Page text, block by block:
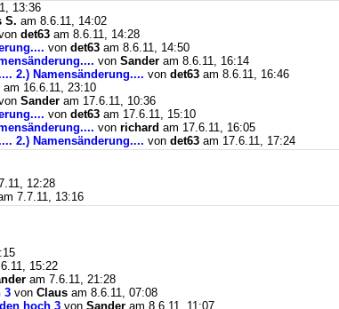
13:36
S. am 8.6.11, 14:02
det63 am 8.6.11, 14:28
von det63 am 8.6.11, 14:50
von Sander am 8.6.11, 16:14
2.) Namensänderung.... von det63 am 8.6.11, 16:46
am 16.6.11, 23:10
Sander am 17.6.11, 10:36
von det63 am 17.6.11, 15:10
von richard am 17.6.11, 16:05
2.) Namensänderung.... von det63 am 17.6.11, 17:24
12:28
7.7.11, 13:16
15:22
am 7.6.11, 21:28
3 von Claus am 8.6.11, 07:08
hoch 3 von Sander am 8.6.11, 11:07